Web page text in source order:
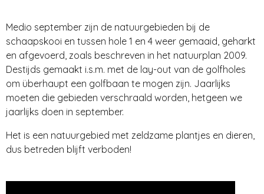
Medio september zijn de natuurgebieden bij de
schaapskooi en tussen hole 1 en 4 weer gemaaid, geharkt
en afgevoerd, zoals beschreven in het natuurplan 2009.
Destijds gemaakt i.s.m. met de lay-out van de golfholes
om überhaupt een golfbaan te mogen zijn. Jaarlijks
moeten die gebieden verschraald worden, hetgeen we
jaarlijks doen in september.
Het is een natuurgebied met zeldzame plantjes en dieren,
dus betreden blijft verboden!